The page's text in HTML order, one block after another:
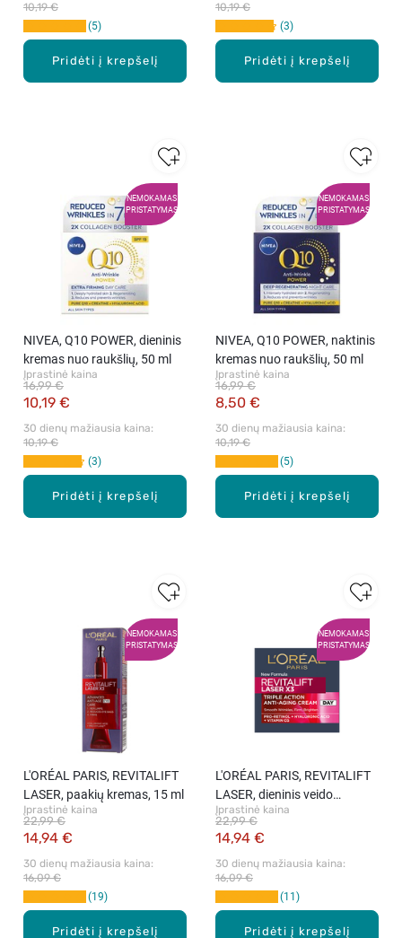
Pridėti į krepšelį
10,19 €
5
Pridėti į krepšelį
10,19 €
3
NEMOKAMAS
PRISTATYMAS
Pridėti į krepšelį
NIVEA, Q10 POWER, dieninis
kremas nuo raukšlių, 50 ml
Įprastinė kaina
10,19 €
16,99 €
30 dienų mažiausia kaina:
10,19 €
3
NEMOKAMAS
PRISTATYMAS
Pridėti į krepšelį
NIVEA, Q10 POWER, naktinis
kremas nuo raukšlių, 50 ml
Įprastinė kaina
8,50 €
16,99 €
30 dienų mažiausia kaina:
10,19 €
5
NEMOKAMAS
PRISTATYMAS
Pridėti į krepšelį
L′ORÉAL PARIS, REVITALIFT
LASER, paakių kremas, 15 ml
Įprastinė kaina
14,94 €
22,99 €
30 dienų mažiausia kaina:
16,09 €
19
NEMOKAMAS
PRISTATYMAS
Pridėti į krepšelį
L′ORÉAL PARIS, REVITALIFT
LASER, dieninis veido
kremas, 50 ml
Įprastinė kaina
14,94 €
22,99 €
30 dienų mažiausia kaina:
16,09 €
11